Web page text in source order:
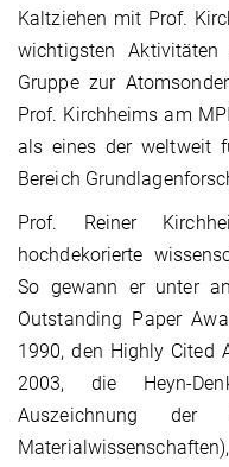
Kaltziehen mit Prof.
wichtigsten
Gruppe zur
Prof. Kirchheims am
als eines der weltweit
Bereich
Prof. Reiner
hochdekorierte
So gewann er unter
Outstanding Paper
1990, den Highly Cited
2003, die Heyn-
Auszeichnung der